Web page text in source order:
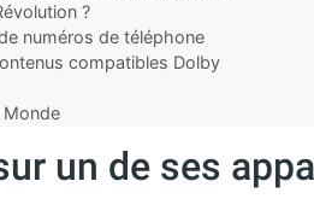
?
numéros de téléphone
compatibles Dolby
Monde
un de ses